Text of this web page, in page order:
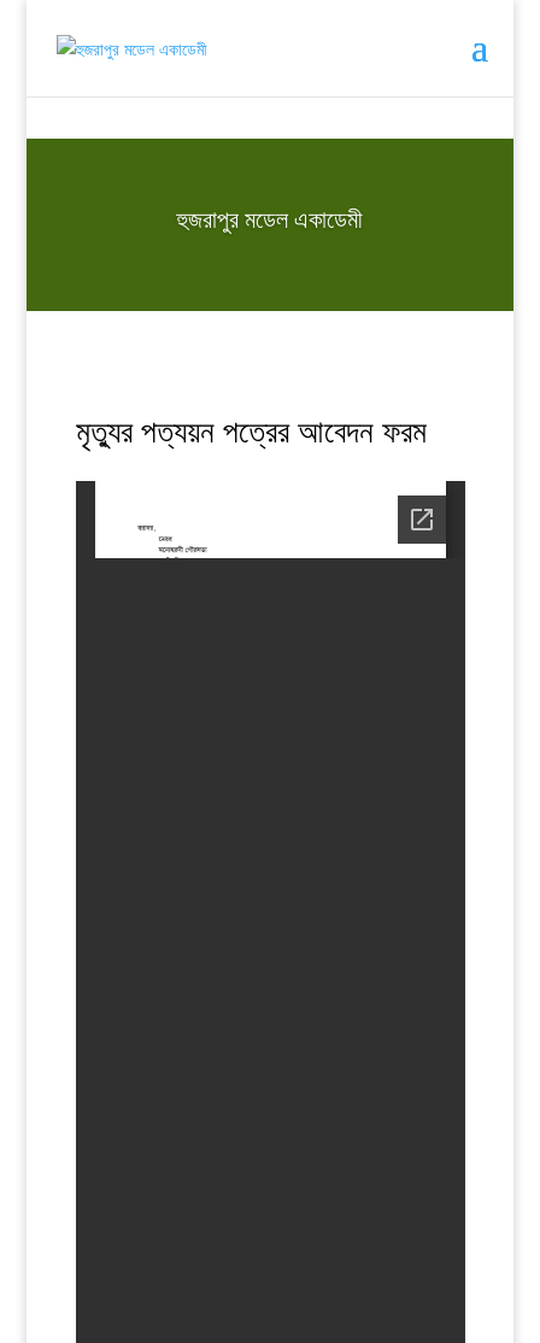
হুজরাপুর মডেল একাডেমী
মৃত্যুর পত্যয়ন পত্রের আবেদন ফরম